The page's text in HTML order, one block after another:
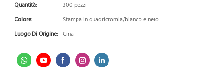
Quantità:
300 pezzi
Colore:
Stampa in quadricromia/bianco e nero
Luogo Di Origine: Cina